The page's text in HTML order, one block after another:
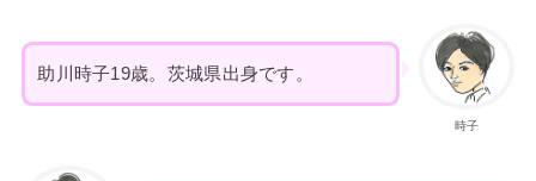
時子
助川時子19歳。茨城県出身です。